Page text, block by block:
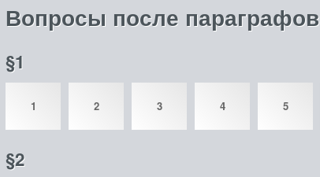
Вопросы после параграфов
§1
1 2 3 4 5
§2